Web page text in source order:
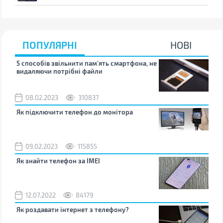
ПОПУЛЯРНІ НОВІ
5 способів звільнити пам’ять смартфона, не
видаляючи потрібні файли
08.02.2023
310837
Як підключити телефон до монітора
09.02.2023
115855
Як знайти телефон за IMEI
12.07.2022
84179
Як роздавати інтернет з телефону?